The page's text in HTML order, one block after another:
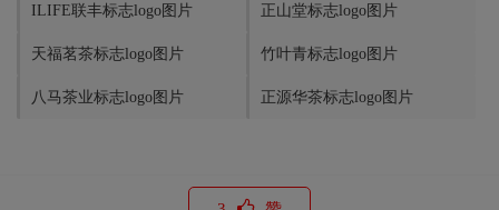
ILIFE联丰标志logo图片 正山堂标志logo图片
天福茗茶标志logo图片 竹叶青标志logo图片
八马茶业标志logo图片 正源华茶标志logo图片